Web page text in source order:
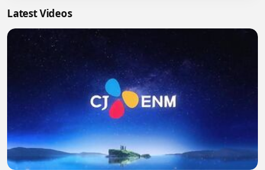
Latest Videos